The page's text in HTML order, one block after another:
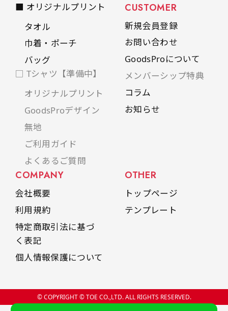
■ オリジナルプリント
タオル
巾着・ポーチ
バッグ
□ Tシャツ【準備中】
オリジナルプリント
GoodsProデザイン
無地
ご利用ガイド
よくあるご質問
CUSTOMER
新規会員登録
お問い合わせ
GoodsProについて
メンバーシップ特典
コラム
お知らせ
COMPANY
会社概要
利用規約
特定商取引法に基づ
く表記
個人情報保護について
OTHER
トップページ
テンプレート
© COPYRIGHT © TOE CO.,LTD. ALL RIGHTS RESERVED.